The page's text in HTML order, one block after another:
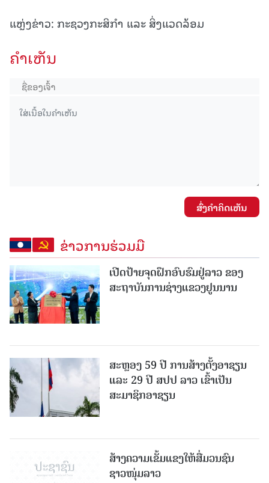
ແຫຼ່ງຂ່າວ: ກະຊວງກະສິກຳ ແລະ ສິ່ງແວດລ້ອມ
ຄໍາເຫັນ
ສົ່ງຄໍາຄິດເຫັນ
ຂ່າວການຮ່ວມມື
ເປີດປ້າຍຈຸດຝຶກອົບຮົມຢູ່ລາວ ຂອງ
ສະຖາບັນການຊ່າງແຂວງຢູນນານ
ສະຫຼອງ 59 ປີ ການສ້າງຕັ້ງອາຊຽນ
ແລະ 29 ປີ ສປປ ລາວ ເຂົ້າເປັນ
ສະມາຊິກອາຊຽນ
ສ້າງຄວາມເຂັ້ມແຂງໃຫ້ສື່ມວນຊົນ
ຊາວໜຸ່ມລາວ